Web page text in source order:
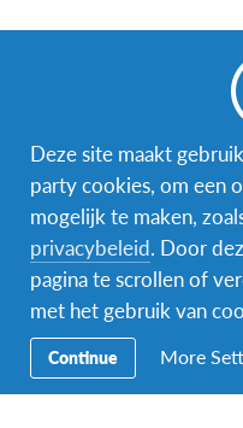
Secundaire
Navigatie
Naar
Deze site maakt
party cookies, om een
mogelijk te maken,
privacybeleid. Door
pagina te scrollen of
met het gebruik van
Continue More